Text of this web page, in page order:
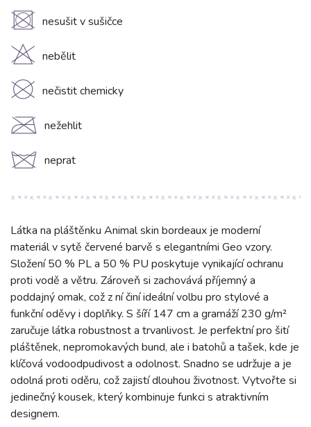
U nesušit v sušičce
H nebělit
K nečistit chemicky
C nežehlit
d neprat
Látka na pláštěnku Animal skin bordeaux je moderní
materiál v sytě červené barvě s elegantními Geo vzory.
Složení 50 % PL a 50 % PU poskytuje vynikající ochranu
proti vodě a větru. Zároveň si zachovává příjemný a
poddajný omak, což z ní činí ideální volbu pro stylové a
funkční oděvy i doplňky. S šíří 147 cm a gramáží 230 g/m²
zaručuje látka robustnost a trvanlivost. Je perfektní pro šití
pláštěnek, nepromokavých bund, ale i batohů a tašek, kde je
klíčová vodoodpudivost a odolnost. Snadno se udržuje a je
odolná proti oděru, což zajistí dlouhou životnost. Vytvořte si
jedinečný kousek, který kombinuje funkci s atraktivním
designem.